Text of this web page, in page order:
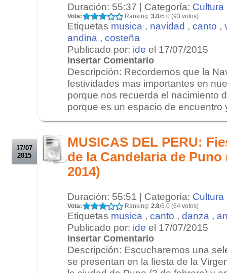
Duración: 55:37 | Categoría: Cultura
Vota: Ranking: 3.0/5.0 (93 votos)
Etiquetas musica , navidad , canto ,
andina , costeña
Publicado por: ide el 17/07/2015
Insertar Comentario
Descripción: Recordemos que la
festividades mas importantes en
porque nos recuerda el nacimiento
porque es un espacio de encuentro
17/07
2015
MUSICAS DEL PERU:
de la Candelaria de
2014)
Duración: 55:51 | Categoría: Cultura
Vota: Ranking: 2.8/5.0 (64 votos)
Etiquetas musica , canto , danza ,
Publicado por: ide el 17/07/2015
Insertar Comentario
Descripción: Escucharemos una
se presentan en la fiesta de la